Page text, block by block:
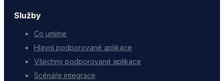
Služby
Co umíme
Hlavní podporované aplikace
Všechny podporované aplikace
Scénáře integrace